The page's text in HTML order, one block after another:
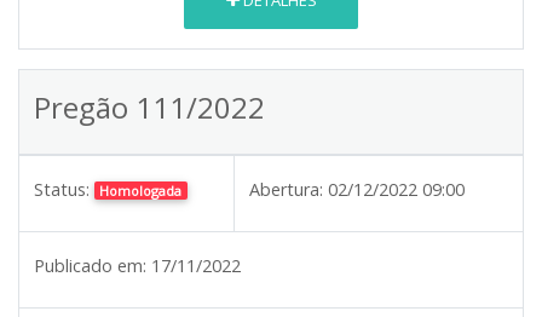
Pregão 111/2022
Status: Homologada Abertura: 02/12/2022 09:00
Publicado em: 17/11/2022